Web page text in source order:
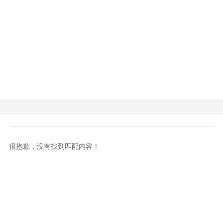
很抱歉，没有找到匹配内容！